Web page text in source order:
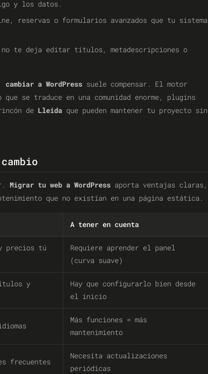
y los datos.
reservas o formularios avanzados que tu sistema
te deja editar títulos, metadescripciones o
cambiar a WordPress suele compensar. El motor
se traduce en una comunidad enorme, plugins
de Lleida que pueden mantener tu proyecto sin
Migrar tu web a WordPress aporta ventajas claras,
que no existían en una página estática.
A tener en cuenta
precios tú
Requiere aprender el panel
(curva suave)
y
Hay que configurarlo bien desde
el inicio
Más funciones = más
mantenimiento
frecuentes
Necesita actualizaciones
periódicas